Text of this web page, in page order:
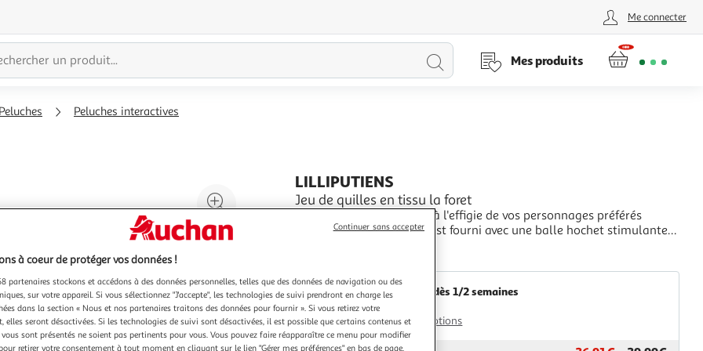
Me connecter
Lancer
Mes produits
Peluches Peluches interactives
Agrandir
l'illustration
à
Réduire
à
100
%
Partager
le
produit
LILLIPUTIENS
Jeu de quilles en tissu la foret
Ce jeu de quilles en tissu à l'effigie de vos personnages préférés
réjouira votre bambin. Il est fourni avec une balle hochet stimulante
quilles sont composées
Retrait dès 1/2 semaines
Plus d'options
à coeur de protéger vos données !
partenaires stockons et accédons à des données personnelles, telles que des données de navigation ou des
sur votre appareil. Si vous sélectionnez "J'accepte", les technologies de suivi prendront en charge les
dans la section « Nous et nos partenaires traitons des données pour fournir ». Si vous retirez votre
elles seront désactivées. Si les technologies de suivi sont désactivées, il est possible que certains contenus et
sont présentés ne soient pas pertinents pour vous. Vous pouvez faire réapparaître ce menu pour modifier
retirer votre consentement à tout moment en cliquant sur le lien "Gérer mes préférences" en bas de page.
Continuer sans accepter